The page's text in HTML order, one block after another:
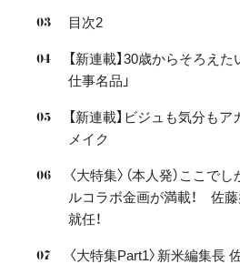
目次2
【新連載】30歳からそろえ
仕事名品」
【新連載】ビジュも気分も
メイク
〈大特集〉（本人発）ここで
ルコラボ金画が満載！ 佐藤
就任！
〈大特集Part1〉新米編集長